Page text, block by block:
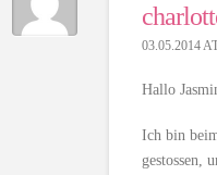
03.05.2014
Hallo
Ich bin
gestossen,